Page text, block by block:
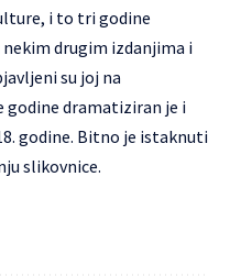
i to tri godine
nekim drugim izdanjima i
su joj na
godine dramatiziran je i
godine. Bitno je istaknuti
slikovnice.